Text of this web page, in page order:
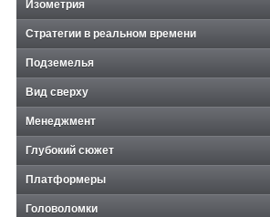
Изометрия
Стратегии в реальном времени
Подземелья
Вид сверху
Менеджмент
Глубокий сюжет
Платформеры
Головоломки